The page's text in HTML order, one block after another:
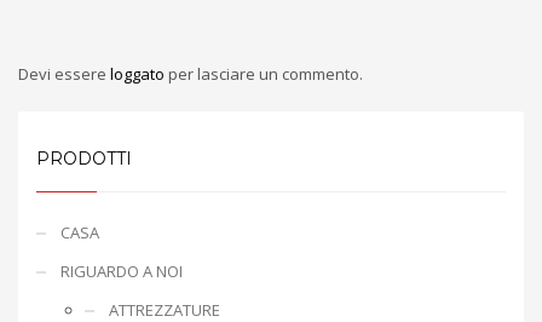
Devi essere loggato per lasciare un commento.
PRODOTTI
CASA
RIGUARDO A NOI
ATTREZZATURE